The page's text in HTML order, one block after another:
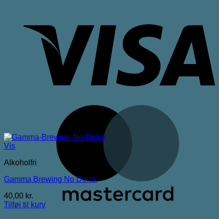
Vis
Alkoholfri
Gamma Brewing No Doink
40,00 kr.
Tilføj til kurv